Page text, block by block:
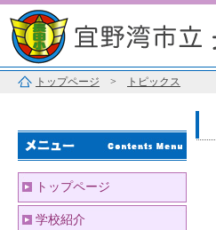
トップページ > トピックス
トップページ
学校紹介